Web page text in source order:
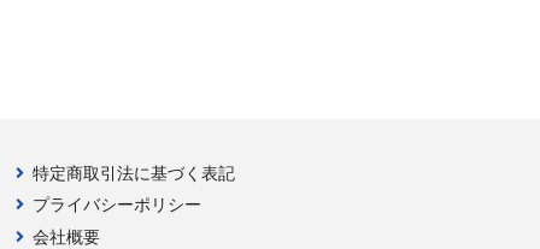
特定商取引法に基づく表記
プライバシーポリシー
会社概要